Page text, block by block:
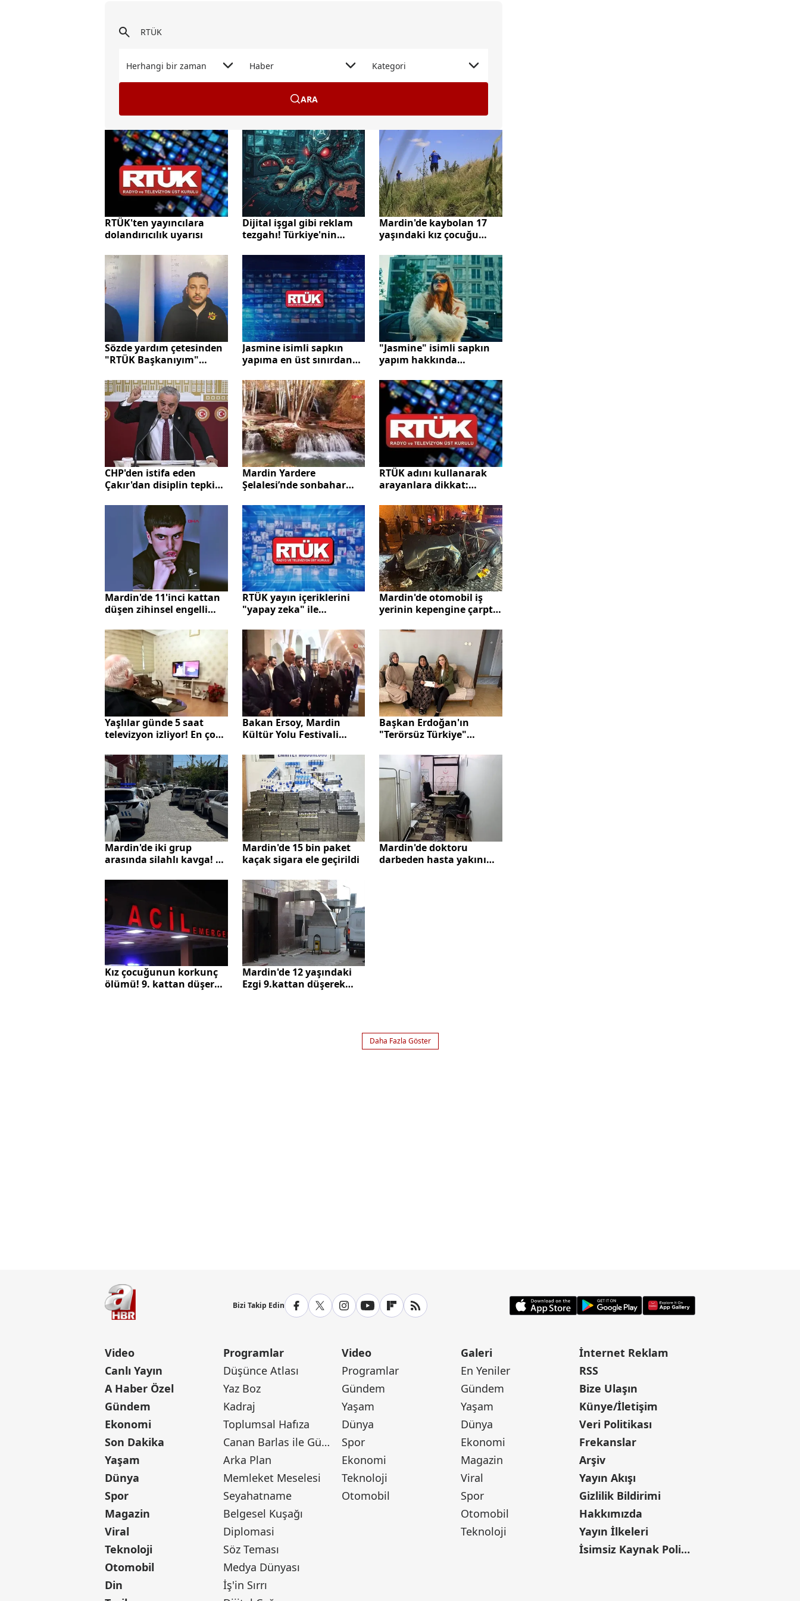
Herhangi bir zaman Haber Kategori
ARA
RTÜK'ten yayıncılara
dolandırıcılık uyarısı
Dijital işgal gibi reklam
tezgahı! Türkiye'nin
servislerine satıyorlar
Mardin'de kaybolan 17
yaşındaki kız çocuğu
Sözde yardım çetesinden
"RTÜK Başkanıyım"
tutuklama
Jasmine isimli sapkın
yapıma en üst sınırdan
"Jasmine" isimli sapkın
yapım hakkında
CHP'den istifa eden
Çakır'dan disiplin tepkisi:
Mardin Yardere
Şelalesi’nde sonbahar
RTÜK adını kullanarak
arayanlara dikkat:
Mardin'de 11'inci kattan
düşen zihinsel engelli
RTÜK yayın içeriklerini
"yapay zeka" ile
Mardin'de otomobil iş
yerinin kepengine çarptı:
Yaşlılar günde 5 saat
televizyon izliyor! En çok
oldu
Bakan Ersoy, Mardin
Kültür Yolu Festivali
Başkan Erdoğan'ın
"Terörsüz Türkiye"
şehit ailelerine ulaştı
Mardin'de iki grup
arasında silahlı kavga! 1
Mardin'de 15 bin paket
kaçak sigara ele geçirildi
Mardin'de doktoru
darbeden hasta yakını
Kız çocuğunun korkunç
ölümü! 9. kattan düşerek
Mardin'de 12 yaşındaki
Ezgi 9.kattan düşerek
Daha Fazla Göster
Bizi Takip Edin
Video
Canlı Yayın
A Haber Özel
Gündem
Ekonomi
Son Dakika
Yaşam
Dünya
Spor
Magazin
Viral
Teknoloji
Otomobil
Din
Programlar
Düşünce Atlası
Yaz Boz
Kadraj
Toplumsal Hafıza
Canan Barlas ile Gündem
Arka Plan
Memleket Meselesi
Seyahatname
Belgesel Kuşağı
Diplomasi
Söz Teması
Medya Dünyası
İş'in Sırrı
Video
Programlar
Gündem
Yaşam
Dünya
Spor
Ekonomi
Teknoloji
Otomobil
Galeri
En Yeniler
Gündem
Yaşam
Dünya
Ekonomi
Magazin
Viral
Spor
Otomobil
Teknoloji
İnternet Reklam
RSS
Bize Ulaşın
Künye/İletişim
Veri Politikası
Frekanslar
Arşiv
Yayın Akışı
Gizlilik Bildirimi
Hakkımızda
Yayın İlkeleri
İsimsiz Kaynak Politikası